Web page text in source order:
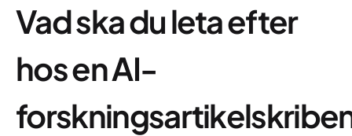
Vad ska du leta efter
hos en AI-